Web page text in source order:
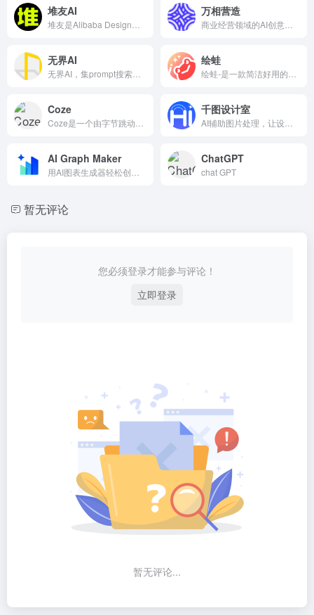
堆友AI 万相营造
无界AI 绘蛙
Coze 千图设计室
AI Graph Maker ChatGPT
chat GPT
暂无评论
您必须登录才能参与评论！
立即登录
暂无评论...